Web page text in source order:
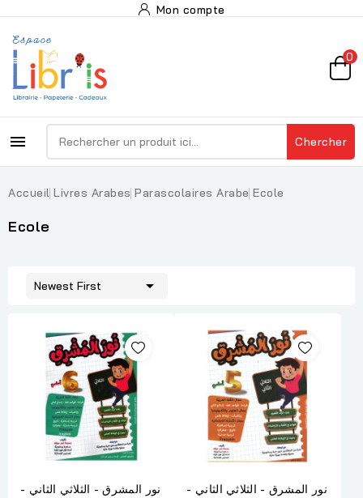
Mon compte
0
 Chercher
Accueil Livres Arabes Parascolaires Arabe Ecole
Ecole
Newest First 
نور المشرق - الثلاثي الثاني -
نور المشرق - الثلاثي الثاني -